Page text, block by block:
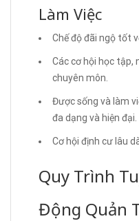
Làm Việc
Chế độ đãi ngộ tốt
Các cơ hội học tập,
chuyên môn.
Được sống và làm
đa dạng và hiện đại.
Cơ hội định cư lâu
Quy Trình
Động Quản